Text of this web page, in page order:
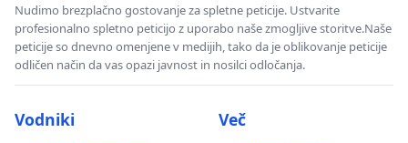
Nudimo brezplačno gostovanje za spletne peticije. Ustvarite
profesionalno spletno peticijo z uporabo naše zmogljive storitve.Naše
peticije so dnevno omenjene v medijih, tako da je oblikovanje peticije
odličen način da vas opazi javnost in nosilci odločanja.
Vodniki Več